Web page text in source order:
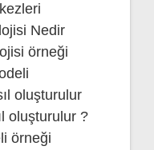
Nedir
örneği
oluşturulur
oluşturulur ?
örneği